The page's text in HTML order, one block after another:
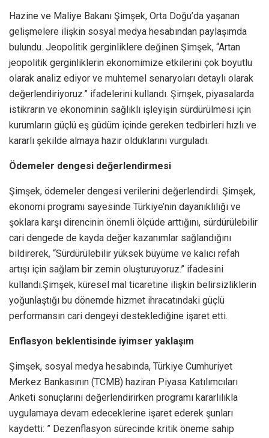
Hazine ve Maliye Bakanı Şimşek, Orta Doğu’da yaşanan
gelişmelere ilişkin sosyal medya hesabından paylaşımda
bulundu. Jeopolitik gerginliklere değinen Şimşek, “Artan
jeopolitik gerginliklerin ekonomimize etkilerini çok boyutlu
olarak analiz ediyor ve muhtemel senaryoları detaylı olarak
değerlendiriyoruz.” ifadelerini kullandı. Şimşek, piyasalarda
istikrarın ve ekonominin sağlıklı işleyişin sürdürülmesi için
kurumların güçlü eş güdüm içinde gereken tedbirleri hızlı ve
kararlı şekilde almaya hazır olduklarını vurguladı.
Ödemeler dengesi değerlendirmesi
Şimşek, ödemeler dengesi verilerini değerlendirdi. Şimşek,
ekonomi programı sayesinde Türkiye’nin dayanıklılığı ve
şoklara karşı direncinin önemli ölçüde arttığını, sürdürülebilir
cari dengede de kayda değer kazanımlar sağlandığını
bildirerek, “Sürdürülebilir yüksek büyüme ve kalıcı refah
artışı için sağlam bir zemin oluşturuyoruz.” ifadesini
kullandı.Şimşek, küresel mal ticaretine ilişkin belirsizliklerin
yoğunlaştığı bu dönemde hizmet ihracatındaki güçlü
performansın cari dengeyi desteklediğine işaret etti.
Enflasyon beklentisinde iyimser yaklaşım
Şimşek, sosyal medya hesabında, Türkiye Cumhuriyet
Merkez Bankasının (TCMB) haziran Piyasa Katılımcıları
Anketi sonuçlarını değerlendirirken programı kararlılıkla
uygulamaya devam edeceklerine işaret ederek şunları
kaydetti: ” Dezenflasyon sürecinde kritik öneme sahip